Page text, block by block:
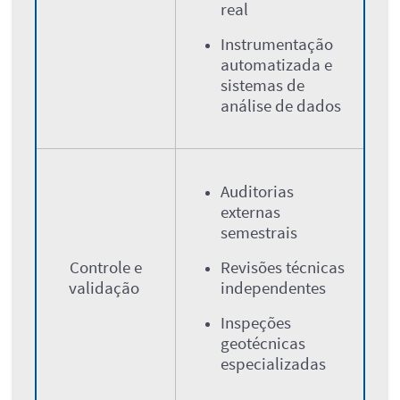
real
Instrumentação
automatizada e
sistemas de
análise de dados
Controle e
validação
Auditorias
externas
semestrais
Revisões técnicas
independentes
Inspeções
geotécnicas
especializadas